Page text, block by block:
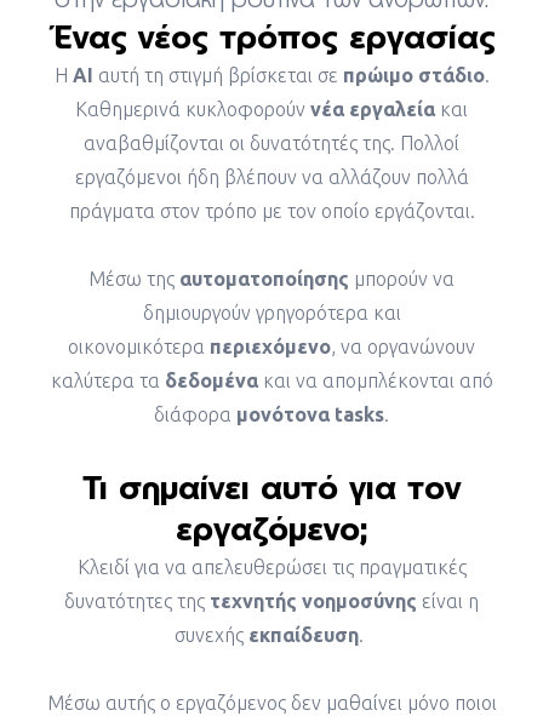
Ένας νέος τρόπος εργασίας
Η AI αυτή τη στιγμή βρίσκεται σε πρώιμο στάδιο.
Καθημερινά κυκλοφορούν νέα εργαλεία και
αναβαθμίζονται οι δυνατότητές της. Πολλοί
εργαζόμενοι ήδη βλέπουν να αλλάζουν πολλά
πράγματα στον τρόπο με τον οποίο εργάζονται.
Μέσω της αυτοματοποίησης μπορούν να
δημιουργούν γρηγορότερα και
οικονομικότερα περιεχόμενο, να οργανώνουν
καλύτερα τα δεδομένα και να απομπλέκονται από
διάφορα μονότονα tasks.
Τι σημαίνει αυτό για τον
εργαζόμενο;
Κλειδί για να απελευθερώσει τις πραγματικές
δυνατότητες της τεχνητής νοημοσύνης είναι η
συνεχής εκπαίδευση.
Μέσω αυτής ο εργαζόμενος δεν μαθαίνει μόνο ποιοι